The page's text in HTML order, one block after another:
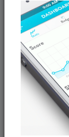
ثبت‌نام